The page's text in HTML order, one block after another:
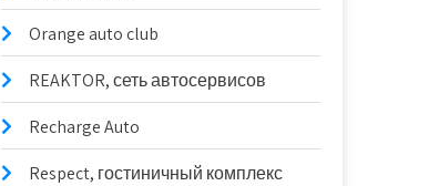
Orange auto club
REAKTOR, сеть автосервисов
Recharge Auto
Respect, гостиничный комплекс